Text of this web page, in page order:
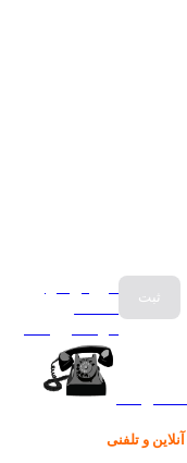
فروش انواع
و تلفنی